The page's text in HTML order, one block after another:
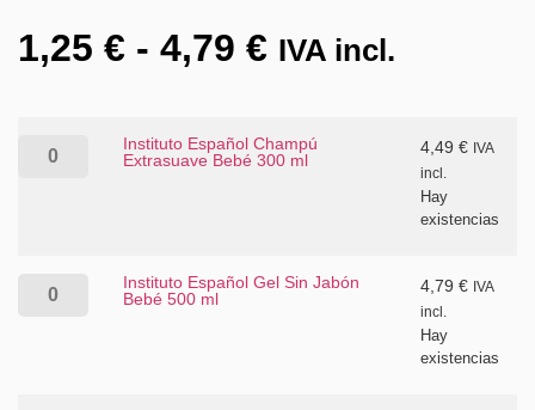
1,25 € - 4,79 € IVA incl.
Instituto Español Champú
Extrasuave Bebé 300 ml
4,49 € IVA
incl.
Hay
existencias
Instituto Español Gel Sin Jabón
Bebé 500 ml
4,79 € IVA
incl.
Hay
existencias